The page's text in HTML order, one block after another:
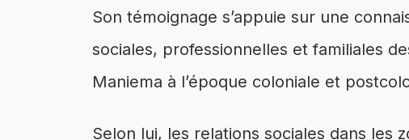
Son témoignage s’appuie sur une
sociales, professionnelles et familiales
Maniema à l’époque coloniale et
Selon lui, les relations sociales dans les